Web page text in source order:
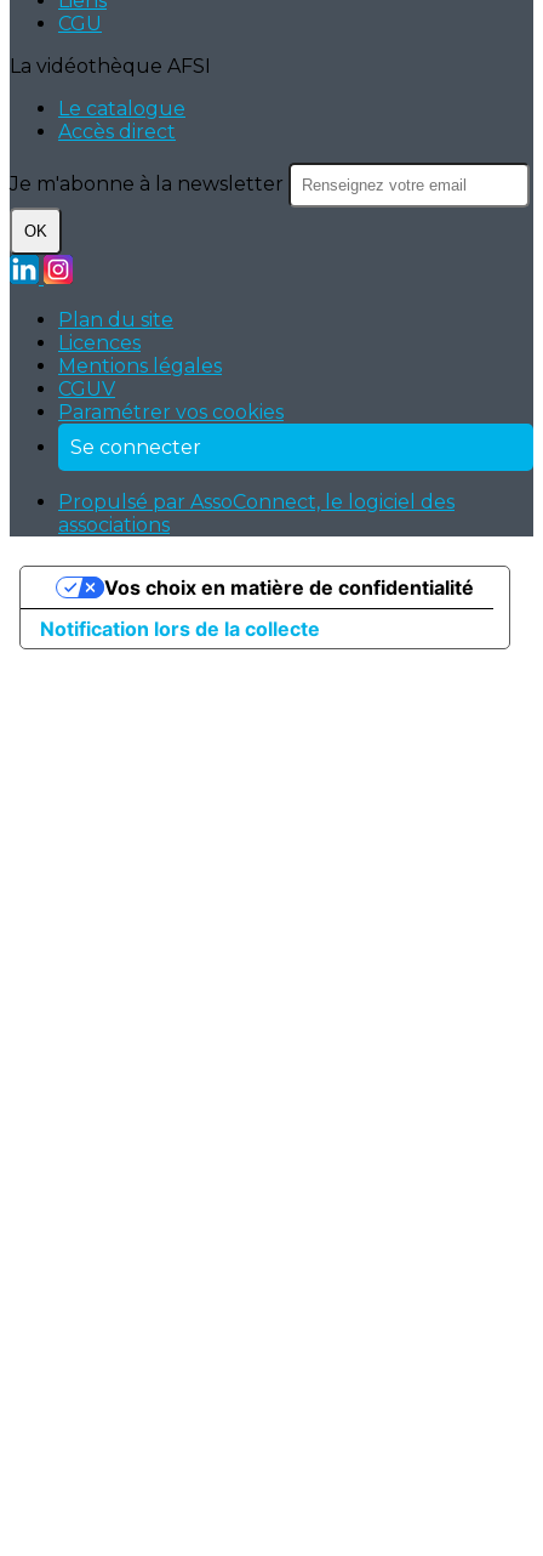
CGU
La vidéothèque AFSI
Le catalogue
Accès direct
Je m'abonne à la newsletter
OK
Plan du site
Licences
Mentions légales
CGUV
Paramétrer vos cookies
Se connecter
Propulsé par AssoConnect, le logiciel des
associations
Notification lors de la collecte
Vos choix en matière de confidentialité